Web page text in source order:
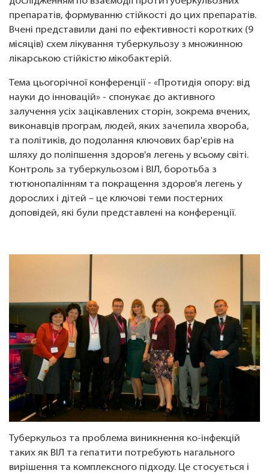
препаратів, формуванню стійкості до цих препаратів.
Вчені представили дані по ефективності коротких (9
місяців) схем лікування туберкульозу з множинною
лікарською стійкістю мікобактерій.
Тема цьогорічної конференції - «Протидія опору: від
науки до інновацій» - спонукає до активного
залучення усіх зацікавлених сторін, зокрема вчених,
виконавців програм, людей, яких зачепила хвороба,
та політиків, до подолання ключових бар'єрів на
шляху до поліпшення здоров'я легень у всьому світі.
Контроль за туберкульозом і ВІЛ, боротьба з
тютюнопалінням та покращення здоров'я легень у
дорослих і дітей – це ключові теми постерних
доповідей, які були представлені на конференції.
Туберкульоз та проблема виникнення ко-інфекцій
таких як ВІЛ та гепатити потребують нагального
вирішення та комплексного підходу. Це стосується і